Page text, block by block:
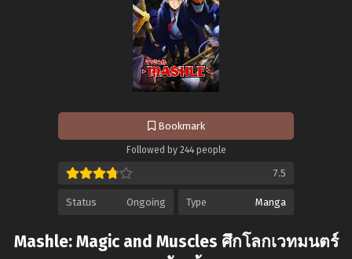
Bookmark
Followed by 244 people
7.5
Status Ongoing Type Manga
Mashle: Magic and Muscles ศึกโลกเวทมนตร์